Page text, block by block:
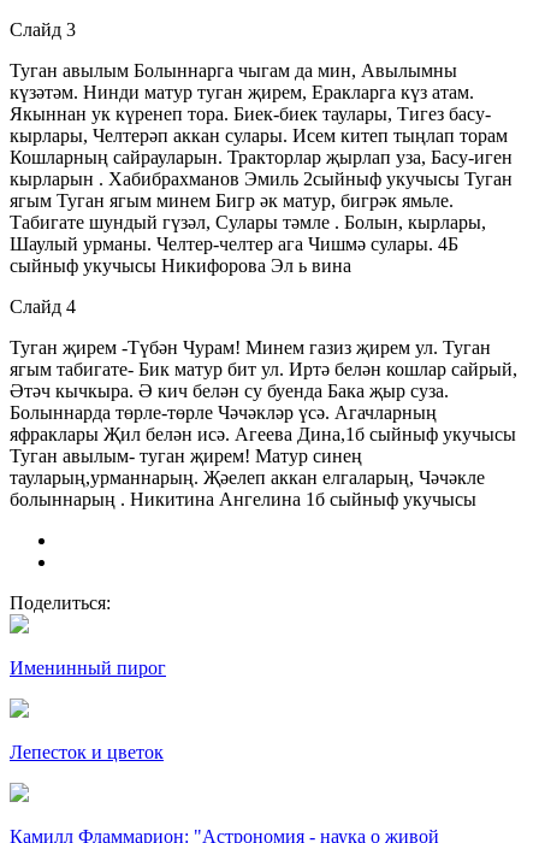
Слайд 3
Туган авылым Болыннарга чыгам да мин, Авылымны
күзәтәм. Нинди матур туган җирем, Еракларга күз атам.
Якыннан ук күренеп тора. Биек-биек таулары, Тигез басу-
кырлары, Челтерәп аккан сулары. Исем китеп тыңлап торам
Кошларның сайрауларын. Тракторлар җырлап уза, Басу-иген
кырларын . Хабибрахманов Эмиль 2сыйныф укучысы Туган
ягым Туган ягым минем Бигр әк матур, бигрәк ямьле.
Табигате шундый гүзәл, Сулары тәмле . Болын, кырлары,
Шаулый урманы. Челтер-челтер ага Чишмә сулары. 4Б
сыйныф укучысы Никифорова Эл ь вина
Слайд 4
Туган җирем -Түбән Чурам! Минем газиз җирем ул. Туган
ягым табигате- Бик матур бит ул. Иртә белән кошлар сайрый,
Әтәч кычкыра. Ә кич белән су буенда Бака җыр суза.
Болыннарда төрле-төрле Чәчәкләр үсә. Агачларның
яфраклары Җил белән исә. Агеева Дина,1б сыйныф укучысы
Туган авылым- туган җирем! Матур синең
тауларың,урманнарың. Җәелеп аккан елгаларың, Чәчәкле
болыннарың . Никитина Ангелина 1б сыйныф укучысы
Поделиться:
Именинный пирог
Лепесток и цветок
Камилл Фламмарион: "Астрономия - наука о живой